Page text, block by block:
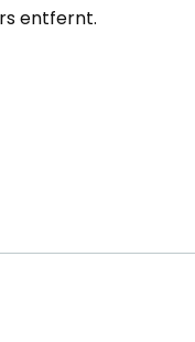
entfernt.